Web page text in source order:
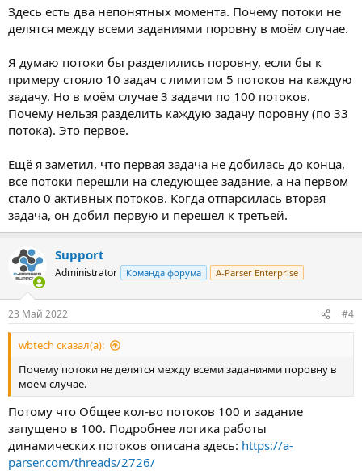
Здесь есть два непонятных момента. Почему потоки не
делятся между всеми заданиями поровну в моём случае.
Я думаю потоки бы разделились поровну, если бы к
примеру стояло 10 задач с лимитом 5 потоков на каждую
задачу. Но в моём случае 3 задачи по 100 потоков.
Почему нельзя разделить каждую задачу поровну (по 33
потока). Это первое.
Ещё я заметил, что первая задача не добилась до конца,
все потоки перешли на следующее задание, а на первом
стало 0 активных потоков. Когда отпарсилась вторая
задача, он добил первую и перешел к третьей.
Support
Administrator Команда форума A-Parser Enterprise
23 Май 2022 #4
wbtech сказал(а):
Почему потоки не делятся между всеми заданиями поровну в
моём случае.
Потому что Общее кол-во потоков 100 и задание
запущено в 100. Подробнее логика работы
динамических потоков описана здесь: https://a-
parser.com/threads/2726/